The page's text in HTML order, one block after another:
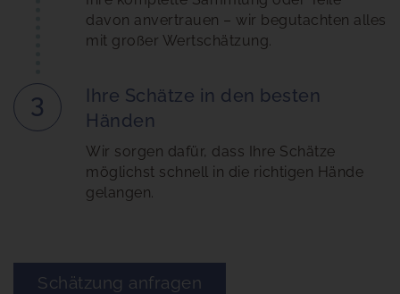
davon anvertrauen – wir begutachten alles
mit großer Wertschätzung.
3
Ihre Schätze in den besten
Händen
Wir sorgen dafür, dass Ihre Schätze
möglichst schnell in die richtigen Hände
gelangen.
Schätzung anfragen